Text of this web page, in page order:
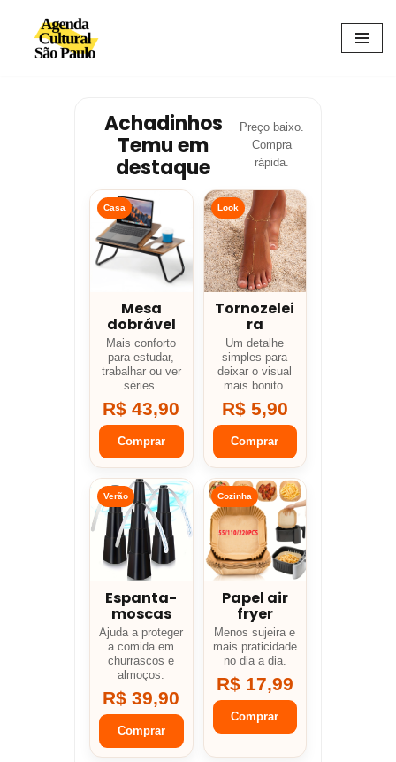
Avançar
Achadinhos
Temu em
destaque
Preço baixo.
Compra
rápida.
Casa
Mesa
dobrável
Mais conforto
para estudar,
trabalhar ou ver
séries.
R$ 43,90
Comprar
Look
Tornozelei
ra
Um detalhe
simples para
deixar o visual
mais bonito.
R$ 5,90
Comprar
Verão
Espanta-
moscas
Ajuda a proteger
a comida em
churrascos e
almoços.
R$ 39,90
Comprar
Cozinha
Papel air
fryer
Menos sujeira e
mais praticidade
no dia a dia.
R$ 17,99
Comprar